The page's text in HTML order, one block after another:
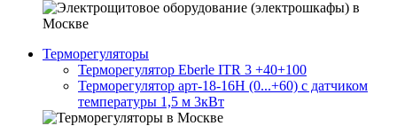
Терморегуляторы
Терморегулятор Eberle ITR 3 +40+100
Терморегулятор арт-18-16H (0...+60) с датчиком
температуры 1,5 м 3кВт